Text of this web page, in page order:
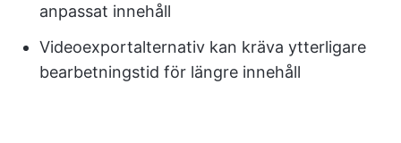
anpassat innehåll
Videoexportalternativ kan kräva ytterligare
bearbetningstid för längre innehåll